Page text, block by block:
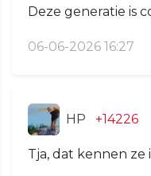
Deze generatie is
06-06-2026 16:27
HP +14226
Tja, dat kennen ze